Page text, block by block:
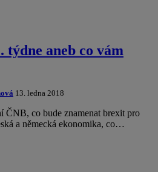
týdne aneb co vám
13. ledna 2018
ČNB, co bude znamenat brexit pro
a německá ekonomika, co…